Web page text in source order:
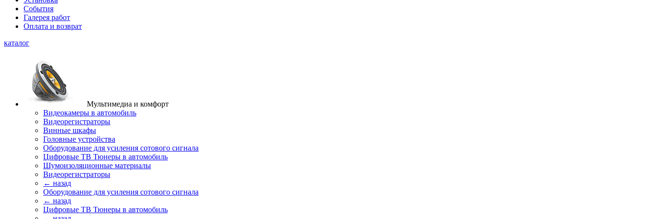
События
Галерея работ
Оплата и возврат
каталог
Мультимедиа и комфорт
Видеокамеры в автомобиль
Видеорегистраторы
Винные шкафы
Головные устройства
Оборудование для усиления сотового сигнала
Цифровые ТВ Тюнеры в автомобиль
Шумоизоляционные материалы
Видеорегистраторы
← назад
Оборудование для усиления сотового сигнала
← назад
Цифровые ТВ Тюнеры в автомобиль